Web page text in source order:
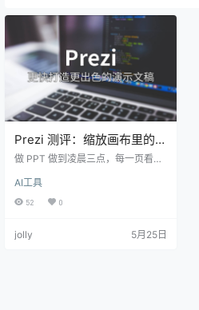
Prezi 测评：缩放画布里的演
示革命，2009 年的创意还能
做 PPT 做到凌晨三点，每一页看起
是大部分人面对幻灯片时的真实处
境。Prezi 从 2009 年就试图用一张
AI 生成、视频录制和数据分析，但
AI工具
52 0
jolly 5月25日